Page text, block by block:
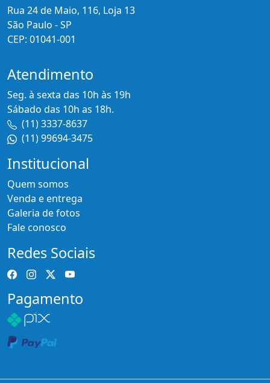
Rua 24 de Maio, 116, Loja 13
São Paulo - SP
CEP: 01041-001
Atendimento
Seg. à sexta das 10h às 19h
Sábado das 10h as 18h.
(11) 3337-8637
(11) 99694-3475
Institucional
Quem somos
Venda e entrega
Galeria de fotos
Fale conosco
Redes Sociais
Pagamento